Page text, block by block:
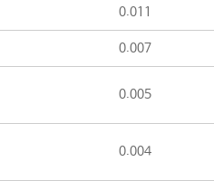
0.011
0.007
0.005
0.004